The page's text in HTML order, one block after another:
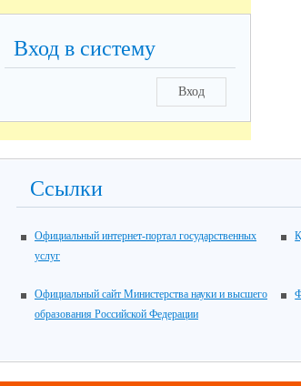
Вход в систему
Вход
Ссылки
Официальный интернет-портал государственных
услуг
Официальный сайт Министерства науки и высшего
образования Российской Федерации